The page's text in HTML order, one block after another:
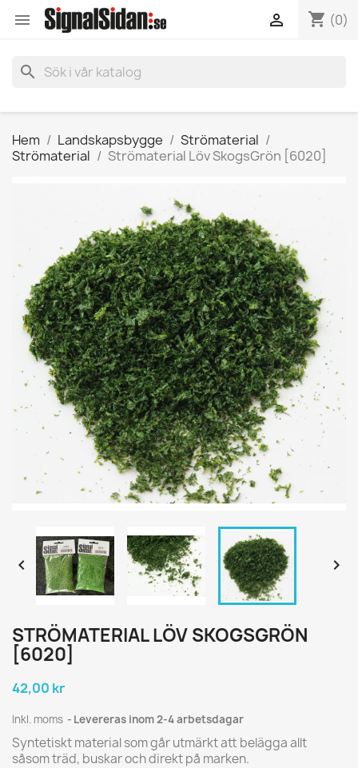
 shopping_cart (0)

search
Hem Landskapsbygge
Strömaterial
Strömaterial
Strömaterial Löv SkogsGrön [6020]
 
STRÖMATERIAL LÖV SKOGSGRÖN
[6020]
42,00 kr
Inkl. moms Levereras inom 2-4 arbetsdagar
Syntetiskt material som går utmärkt att belägga allt
såsom träd, buskar och direkt på marken.